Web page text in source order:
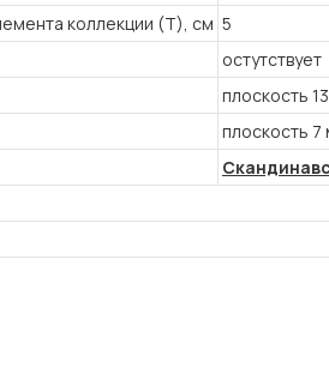
коллекции (T), см 5
остутствует
плоскость
плоскость 7